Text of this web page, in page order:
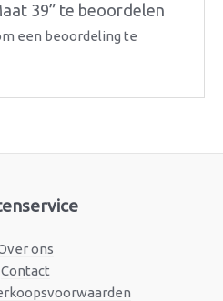
39” te beoordelen
een beoordeling te
ons
Contact